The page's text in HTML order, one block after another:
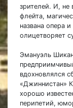
зрителей. И, не
флейта,
названа опера
олицетворяет
Эмануэль
вдохновлялся
«Джиннистан»
хорошо
перипетий,